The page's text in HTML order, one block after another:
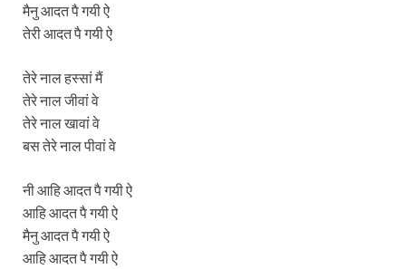
मैनु आदत पै गयी ऐ
तेरी आदत पै गयी ऐ
तेरे नाल हस्सां मैं
तेरे नाल जीवां वे
तेरे नाल खावां वे
बस तेरे नाल पीवां वे
नी आहि आदत पै गयी ऐ
आहि आदत पै गयी ऐ
मैनु आदत पै गयी ऐ
आहि आदत पै गयी ऐ